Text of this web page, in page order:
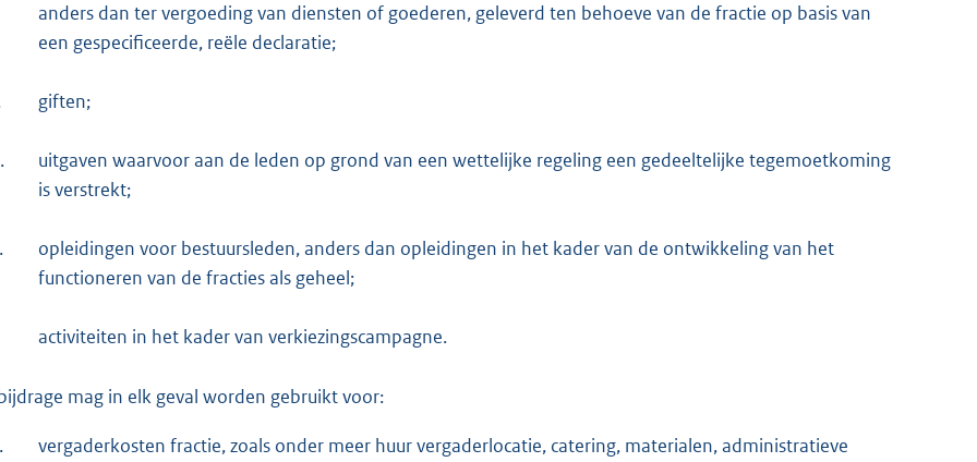
anders dan ter vergoeding van diensten of goederen, geleverd ten behoeve van de fractie op basis van
een gespecificeerde, reële declaratie;
giften;
uitgaven waarvoor aan de leden op grond van een wettelijke regeling een gedeeltelijke tegemoetkoming
is verstrekt;
opleidingen voor bestuursleden, anders dan opleidingen in het kader van de ontwikkeling van het
functioneren van de fracties als geheel;
activiteiten in het kader van verkiezingscampagne.
mag in elk geval worden gebruikt voor:
vergaderkosten fractie, zoals onder meer huur vergaderlocatie, catering, materialen, administratieve